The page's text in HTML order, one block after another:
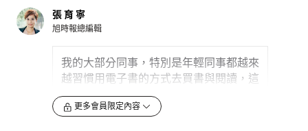
張育寧
旭時報總編輯
我的大部分同事，特別是年輕同事都越來
越習慣用電子書的方式去買書與閱讀，這
對實體書市場會產生滿巨大的影響，您怎
麼看電子書趨勢？
更多會員限定內容